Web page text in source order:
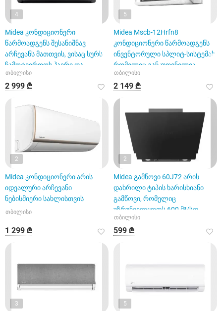
4
Midea კონდიციონერი
წარმოადგენს შესანიშნავ
არჩევანს მათთვის, ვისაც სურს
ჩამოტვირთოს ჰაერი და
შეინარჩუ
თბილისი
2 999 ₾
5
Midea Mscb-12Hrfn8
კონდიციონერი წარმოადგენს
ინვენტორული სპლიტ-სისტემას,
რომელიც განკუთვნილია
თანამედ
თბილისი
2 149 ₾
2
Midea კონდიციონერი არის
იდეალური არჩევანი
ნებისმიერი სახლისთვის
თბილისი
1 299 ₾
2
Midea გამწოვი 60J72 არის
დახრილი ტიპის ხარისხიანი
გამწოვი, რომელიც
უზრუნველყოფს 600 მ³/სთ
წარმადობას
თბილისი
599 ₾
3 5